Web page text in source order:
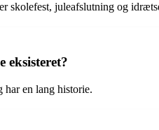
skolefest, juleafslutning og
eksisteret?
har en lang historie.